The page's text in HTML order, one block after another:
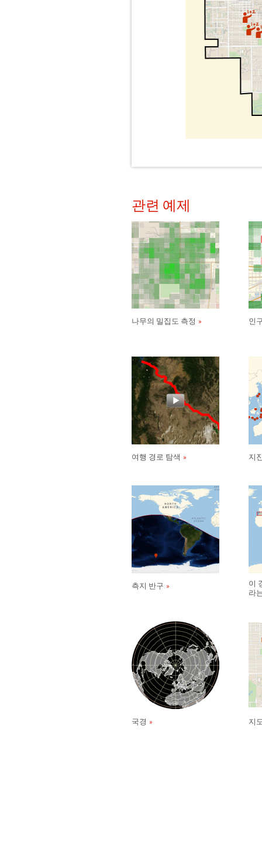
관련 예제
나무의 밀집도 측정 인
여행 경로 탐색 지
측지 반구
이
라
국경 지